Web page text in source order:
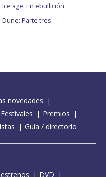
Ice age: En ebullición
Dune: Parte tres
novedades
Festivales
Premios
Guía / directorio
DVD